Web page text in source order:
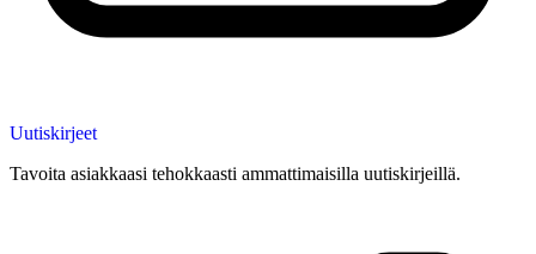
Uutiskirjeet
Tavoita asiakkaasi tehokkaasti ammattimaisilla uutiskirjeillä.